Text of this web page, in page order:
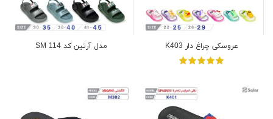
عروسکی چراغ دار K403 مدل آرتین کد SM 114